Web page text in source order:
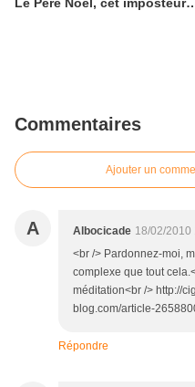
Commentaires
Ajouter un
A Albocicade 18/02/2010
<br /> Pardonnez-moi,
complexe que tout
méditation<br /> http://
blog.com/article-
Répondre